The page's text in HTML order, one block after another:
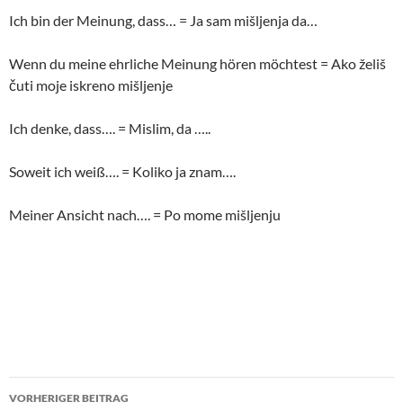
Ich bin der Meinung, dass… = Ja sam mišljenja da…
Wenn du meine ehrliche Meinung hören möchtest = Ako želiš
čuti moje iskreno mišljenje
Ich denke, dass…. = Mislim, da …..
Soweit ich weiß…. = Koliko ja znam….
Meiner Ansicht nach…. = Po mome mišljenju
Beitragsnavigation
VORHERIGER BEITRAG